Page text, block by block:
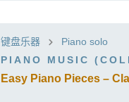
键盘乐器
Piano solo
PIANO MUSIC
Easy Piano Pieces –